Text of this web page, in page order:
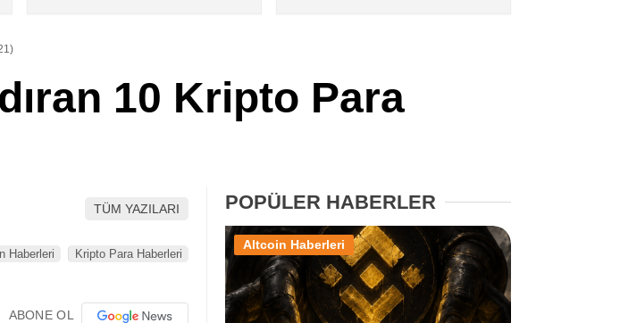
XRP Haberleri
Memecoin Haberleri
Stablecoin Haberleri
10 Kripto Para
TÜM YAZILARI
Haberleri Kripto Para Haberleri
ABONE OL
POPÜLER HABERLER
Altcoin Haberleri